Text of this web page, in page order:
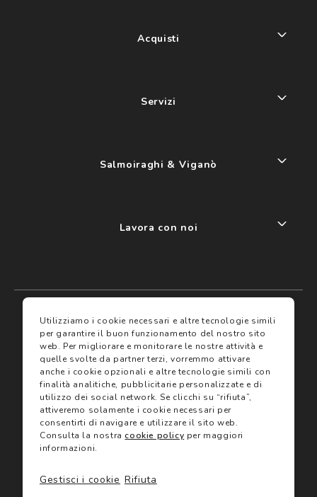
I miei preferiti
Assicurazioni
Servizi
Trova negozio
Gift Card
Acquisti
Servizi
Salmoiraghi & Viganò
Lavora con noi
Termini e condizioni
Termini di vendita
Avvertenze e informazioni di sicurezza sui prodotti
Informativa sulla Privacy
Utilizzo dei cookie
Utilizziamo i cookie necessari e altre tecnologie simili
per garantire il buon funzionamento del nostro sito
web. Per migliorare e monitorare le nostre attività e
quelle svolte da partner terzi, vorremmo attivare
anche i cookie opzionali e altre tecnologie simili con
finalità analitiche, pubblicitarie personalizzate e di
utilizzo dei social network. Se clicchi su “rifiuta”,
attiveremo solamente i cookie necessari per
consentirti di navigare e utilizzare il sito web.
Consulta la nostracookie policy per maggiori
informazioni.
Rifiuta
Gestisci i cookie